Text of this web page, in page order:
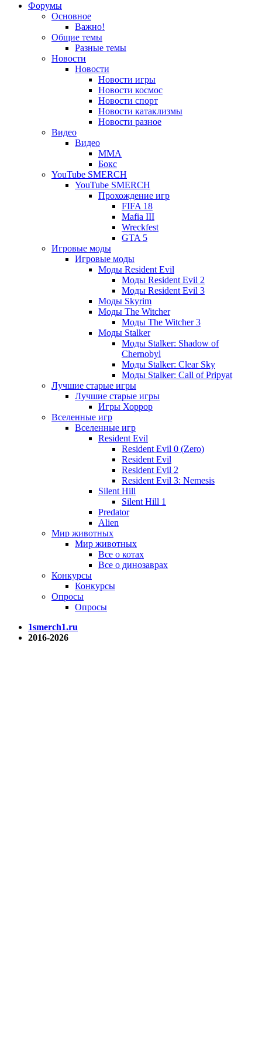
вкладке)
новой
вкладке)
новой
вкладке)
Форумы
Основное
Важно!
Общие темы
Разные темы
Новости
Новости
Новости игры
Новости космос
Новости спорт
Новости катаклизмы
Новости разное
Видео
Видео
ММА
Бокс
YouTube SMERCH
YouTube SMERCH
Прохождение игр
FIFA 18
Mafia III
Wreckfest
GTA 5
Игровые моды
Игровые моды
Моды Resident Evil
Моды Resident Evil 2
Моды Resident Evil 3
Моды Skyrim
Моды The Witcher
Моды The Witcher 3
Моды Stalker
Моды Stalker: Shadow of
Chernobyl
Моды Stalker: Clear Sky
Моды Stalker: Call of Pripyat
Лучшие старые игры
Лучшие старые игры
Игры Хоррор
Вселенные игр
Вселенные игр
Resident Evil
Resident Evil 0 (Zero)
Resident Evil
Resident Evil 2
Resident Evil 3: Nemesis
Silent Hill
Silent Hill 1
Predator
Alien
Мир животных
Мир животных
Все о котах
Все о динозаврах
Конкурсы
Конкурсы
Опросы
Опросы
1smerch1.ru
2016-2026